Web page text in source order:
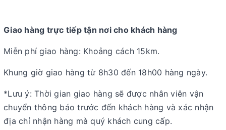
Giao hàng trực tiếp tận nơi cho khách hàng
Miễn phí giao hàng: Khoảng cách 15km.
Khung giờ giao hàng từ 8h30 đến 18h00 hàng ngày.
*Lưu ý: Thời gian giao hàng sẽ được nhân viên vận
chuyển thông báo trước đến khách hàng và xác nhận
địa chỉ nhận hàng mà quý khách cung cấp.